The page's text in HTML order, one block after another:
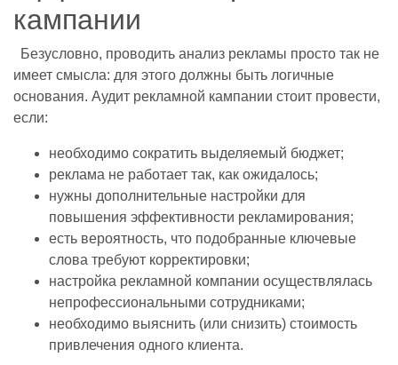
кампании
Безусловно, проводить анализ рекламы просто так не
имеет смысла: для этого должны быть логичные
основания. Аудит рекламной кампании стоит провести,
если:
необходимо сократить выделяемый бюджет;
реклама не работает так, как ожидалось;
нужны дополнительные настройки для
повышения эффективности рекламирования;
есть вероятность, что подобранные ключевые
слова требуют корректировки;
настройка рекламной компании осуществлялась
непрофессиональными сотрудниками;
необходимо выяснить (или снизить) стоимость
привлечения одного клиента.